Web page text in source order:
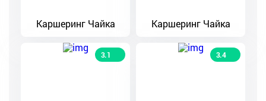
Каршеринг Чайка Каршеринг Чайка
3.1 3.4